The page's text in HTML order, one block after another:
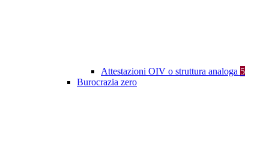
Attestazioni OIV o struttura analoga 5
Burocrazia zero